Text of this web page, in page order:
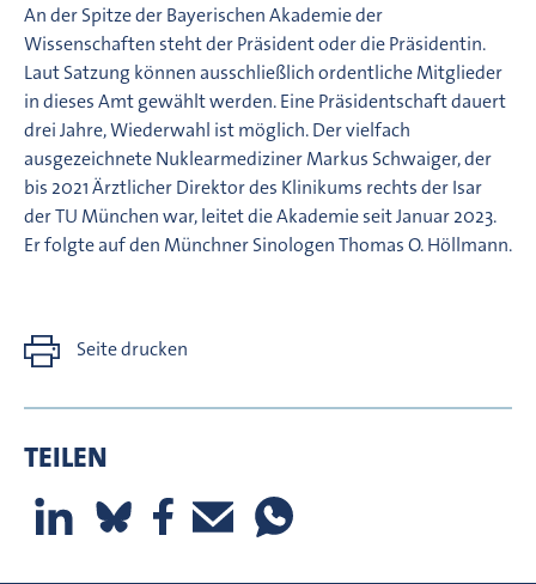
An der Spitze der Bayerischen Akademie der
Wissenschaften steht der Präsident oder die Präsidentin.
Laut Satzung können ausschließlich ordentliche Mitglieder
in dieses Amt gewählt werden. Eine Präsidentschaft dauert
drei Jahre, Wiederwahl ist möglich. Der vielfach
ausgezeichnete Nuklearmediziner Markus Schwaiger, der
bis 2021 Ärztlicher Direktor des Klinikums rechts der Isar
der TU München war, leitet die Akademie seit Januar 2023.
Er folgte auf den Münchner Sinologen Thomas O. Höllmann.
Seite drucken
TEILEN